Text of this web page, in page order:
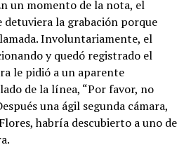
un momento de la nota, el
detuviera la grabación porque
Involuntariamente, el
y quedó registrado el
le pidió a un aparente
de la línea, “Por favor, no
una ágil segunda cámara,
habría descubierto a uno de